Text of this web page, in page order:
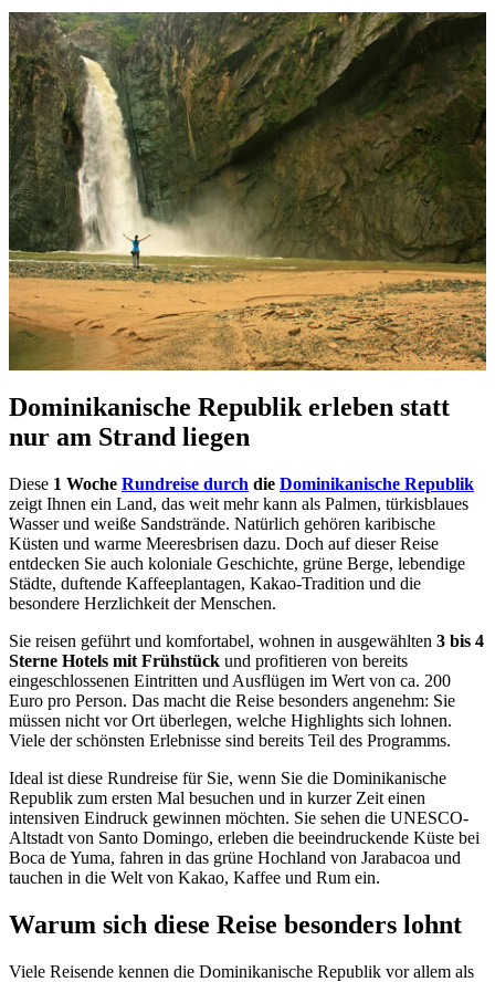
Dominikanische Republik erleben statt
nur am Strand liegen
Diese 1 Woche Rundreise durch die Dominikanische Republik
zeigt Ihnen ein Land, das weit mehr kann als Palmen, türkisblaues
Wasser und weiße Sandstrände. Natürlich gehören karibische
Küsten und warme Meeresbrisen dazu. Doch auf dieser Reise
entdecken Sie auch koloniale Geschichte, grüne Berge, lebendige
Städte, duftende Kaffeeplantagen, Kakao-Tradition und die
besondere Herzlichkeit der Menschen.
Sie reisen geführt und komfortabel, wohnen in ausgewählten 3 bis 4
Sterne Hotels mit Frühstück und profitieren von bereits
eingeschlossenen Eintritten und Ausflügen im Wert von ca. 200
Euro pro Person. Das macht die Reise besonders angenehm: Sie
müssen nicht vor Ort überlegen, welche Highlights sich lohnen.
Viele der schönsten Erlebnisse sind bereits Teil des Programms.
Ideal ist diese Rundreise für Sie, wenn Sie die Dominikanische
Republik zum ersten Mal besuchen und in kurzer Zeit einen
intensiven Eindruck gewinnen möchten. Sie sehen die UNESCO-
Altstadt von Santo Domingo, erleben die beeindruckende Küste bei
Boca de Yuma, fahren in das grüne Hochland von Jarabacoa und
tauchen in die Welt von Kakao, Kaffee und Rum ein.
Warum sich diese Reise besonders lohnt
Viele Reisende kennen die Dominikanische Republik vor allem als